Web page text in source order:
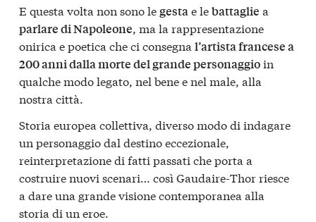
E questa volta non sono legesta e lebattaglie a
parlare di Napoleone , ma la rappresentazione
onirica e poetica che ci consegna l’artista francese a
200 anni dalla morte del grande personaggioin
qualche modo legato, nel bene e nel male, alla
nostra città.
Storia europea collettiva, diverso modo di indagare
un personaggio dal destino eccezionale,
reinterpretazione di fatti passati che porta a
costruire nuovi scenari… così Gaudaire-Thor riesce
a dare una grande visione contemporanea alla
storia di un eroe.